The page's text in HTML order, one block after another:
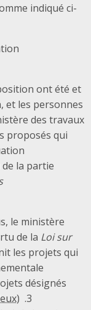
indiqué ci-
ont été et
et les personnes
des travaux
proposés qui
la partie
le ministère
de la Loi sur
les projets qui
désignés
.3